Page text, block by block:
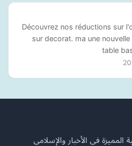
Découvrez nos réductions sur
sur decorat. ma une
table
المميزة في الأخبار والإسلامي